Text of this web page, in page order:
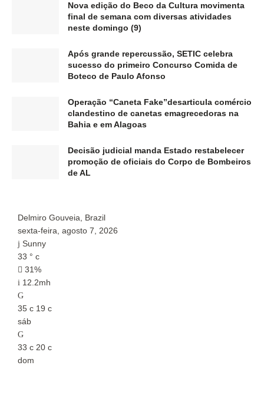
Nova edição do Beco da Cultura movimenta
final de semana com diversas atividades
neste domingo (9)
Após grande repercussão, SETIC celebra
sucesso do primeiro Concurso Comida de
Boteco de Paulo Afonso
Operação “Caneta Fake”desarticula comércio
clandestino de canetas emagrecedoras na
Bahia e em Alagoas
Decisão judicial manda Estado restabelecer
promoção de oficiais do Corpo de Bombeiros
de AL
Delmiro Gouveia, Brazil
sexta-feira, agosto 7, 2026
Sunny
33 ° c
31%
12.2mh
35 c 19 c
sáb
33 c 20 c
dom